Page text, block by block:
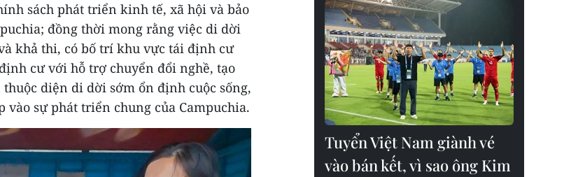
sách phát triển kinh tế, xã hội và bảo
đồng thời mong rằng việc di dời
khả thi, có bố trí khu vực tái định cư
cư với hỗ trợ chuyển đổi nghề, tạo
diện di dời sớm ổn định cuộc sống,
vào sự phát triển chung của Campuchia.
Tuyển Việt Nam giành vé
vào bán kết, vì sao ông Kim